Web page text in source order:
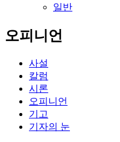
일반
오피니언
사설
칼럼
시론
오피니언
기고
기자의 눈